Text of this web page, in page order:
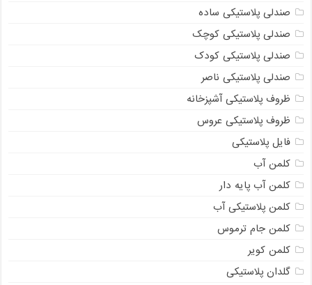
صندلی پلاستیکی ساده
صندلی پلاستیکی کوچک
صندلی پلاستیکی کودک
صندلی پلاستیکی ناصر
ظروف پلاستیکی آشپزخانه
ظروف پلاستیکی عروس
فایل پلاستیکی
کلمن آب
کلمن آب پایه دار
کلمن پلاستیکی آب
کلمن جام ترموس
کلمن کویر
گلدان پلاستیکی